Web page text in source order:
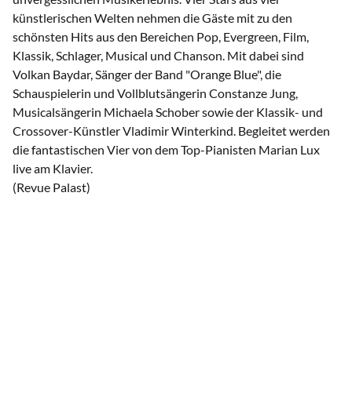
künstlerischen Welten nehmen die Gäste mit zu den
schönsten Hits aus den Bereichen Pop, Evergreen, Film,
Klassik, Schlager, Musical und Chanson. Mit dabei sind
Volkan Baydar, Sänger der Band "Orange Blue", die
Schauspielerin und Vollblutsängerin Constanze Jung,
Musicalsängerin Michaela Schober sowie der Klassik- und
Crossover-Künstler Vladimir Winterkind. Begleitet werden
die fantastischen Vier von dem Top-Pianisten Marian Lux
live am Klavier.
(Revue Palast)